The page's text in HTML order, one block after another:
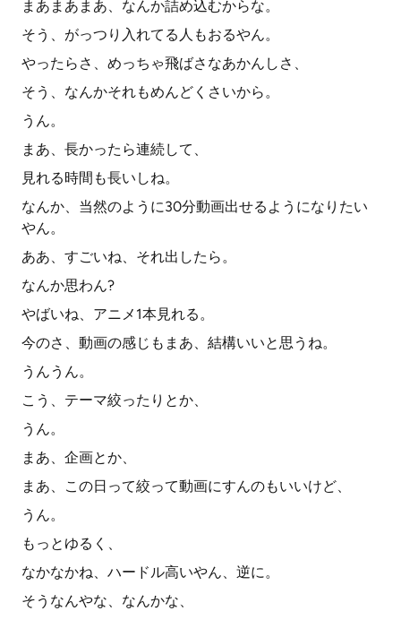
まあまあまあ、なんか詰め込むからな。
そう、がっつり入れてる人もおるやん。
やったらさ、めっちゃ飛ばさなあかんしさ、
そう、なんかそれもめんどくさいから。
うん。
まあ、長かったら連続して、
見れる時間も長いしね。
なんか、当然のように30分動画出せるようになりたい
やん。
ああ、すごいね、それ出したら。
なんか思わん?
やばいね、アニメ1本見れる。
今のさ、動画の感じもまあ、結構いいと思うね。
うんうん。
こう、テーマ絞ったりとか、
うん。
まあ、企画とか、
まあ、この日って絞って動画にすんのもいいけど、
うん。
もっとゆるく、
なかなかね、ハードル高いやん、逆に。
そうなんやな、なんかな、